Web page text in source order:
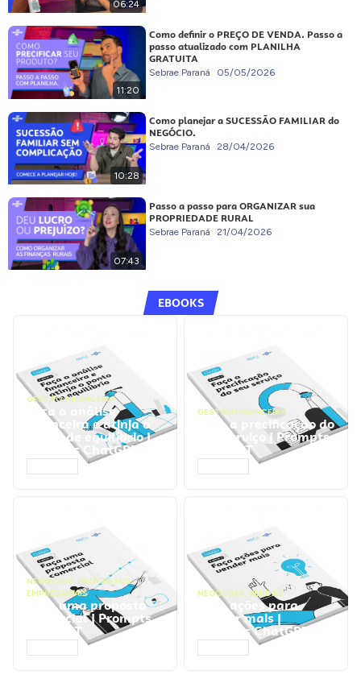
06:24
11:20
Como definir o PREÇO DE VENDA. Passo a
passo atualizado com PLANILHA
GRATUITA
Sebrae Paraná 05/05/2026
10:28
Como planejar a SUCESSÃO FAMILIAR do
NEGÓCIO.
Sebrae Paraná 28/04/2026
07:43
Passo a passo para ORGANIZAR sua
PROPRIEDADE RURAL
Sebrae Paraná 21/04/2026
EBOOKS
GESTÃO FINANCEIRA
Faça a análise
financeira e atinja o
ponto de equilíbrio |
Prompts ChatGPT
GESTÃO FINANCEIRA
Faça a precificação do
seu serviço | Prompts
ChatGPT
NEGÓCIOS, PROCESSOS
EMPRESARIAIS
Faça uma proposta
comercial | Prompts
ChatGPT
NEGÓCIOS, VENDAS
Faça ações para
vender mais |
Prompts ChatGPT